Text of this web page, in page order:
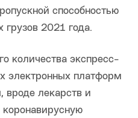
способностью
грузов 2021 года.
количества экспресс-
электронных платформ
вроде лекарств и
коронавирусную